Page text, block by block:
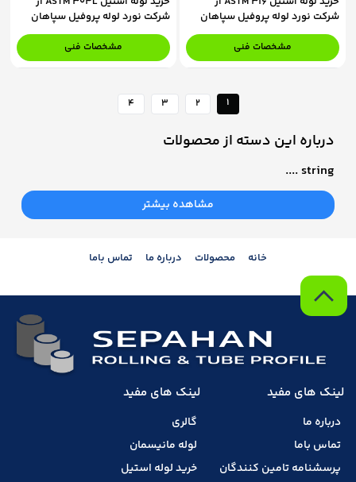
شرکت نورد لوله پروفیل سپاهان
برای استعلام قیمت و ثبت سفارش،
با کارشناسان فروش ما در تماس
باشید.
مشخصات فنی
شرکت نورد لوله پروفیل سپاهان
برای استعلام قیمت و ثبت سفارش،
با کارشناسان فروش ما در تماس
باشید.
مشخصات فنی
1
2
3
4
درباره این دسته از محصولات
string ....
مشاهده بیشتر
خانه محصولات درباره ما تماس باما
لینک های مفید
درباره ما
تماس باما
پرسشنامه تامین کنندگان
لینک های مفید
گالری
لوله مانیسمان
خرید لوله استیل